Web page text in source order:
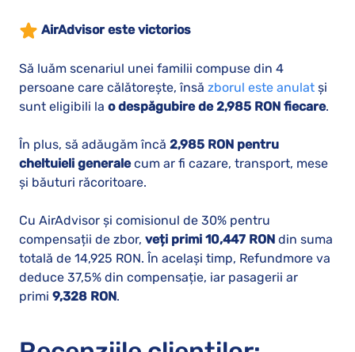
AirAdvisor este victorios
Să luăm scenariul unei familii compuse din 4
persoane care călătorește, însă zborul este anulat și
sunt eligibili la o despăgubire de 2,985 RON fiecare.
În plus, să adăugăm încă 2,985 RON pentru
cheltuieli generalecum ar fi cazare, transport, mese
și băuturi răcoritoare.
Cu AirAdvisor și comisionul de 30% pentru
compensații de zbor, veți primi 10,447 RON din suma
totală de 14,925 RON. În același timp, Refundmore va
deduce 37,5% din compensație, iar pasagerii ar
primi 9,328 RON.